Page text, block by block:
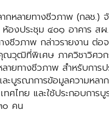
ลายทางชีวภาพ (กลช.)
ประชุม ๔๐๑ อาคาร สผ.
ชีวภาพ กล่าวรายงาน ต่
ณวุฒิที่พิเศษ ภาควิชาวิศ
ยทางชีวภาพ สำหรับกา
บูรณาการข้อมูลความห
ศไทย และใช้ประกอบกา
๐ คน